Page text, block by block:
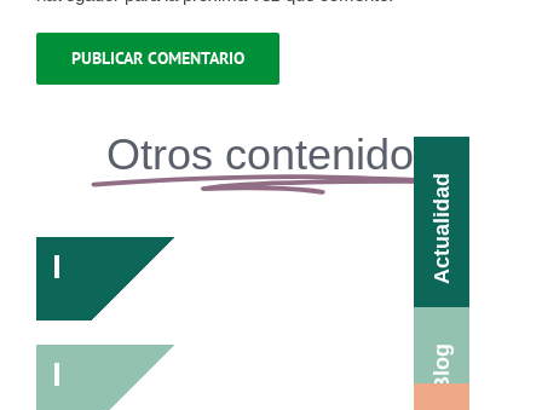
Otros contenidos
Actualidad
Blog